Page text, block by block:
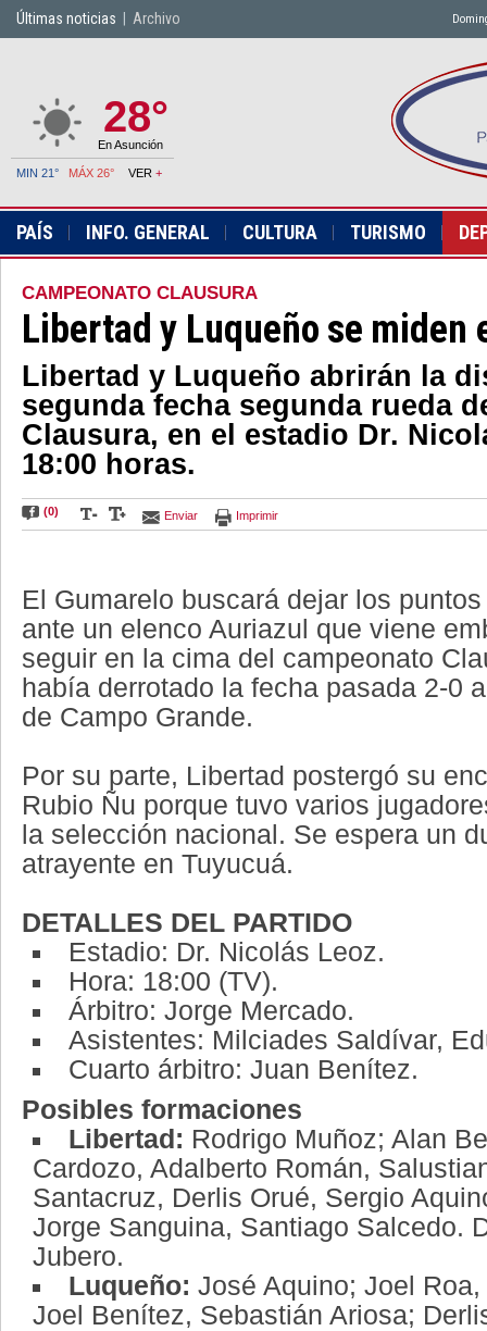
Últimas noticias Archivo
28°
En Asunción
MIN 21° MÁX 26° VER+
PAÍS INFO. GENERAL CULTURA TURISMO
CAMPEONATO CLAUSURA
Libertad y Luqueño se miden
Libertad y Luqueño abrirán la
segunda fecha segunda rueda
Clausura, en el estadio Dr.
18:00 horas.
(0) Enviar
Imprimir
El Gumarelo buscará dejar los
ante un elenco Auriazul que viene
seguir en la cima del campeonato
había derrotado la fecha pasada 2-0
de Campo Grande.
Por su parte, Libertad postergó su
Rubio Ñu porque tuvo varios
la selección nacional. Se espera un
atrayente en Tuyucuá.
DETALLES DEL PARTIDO
Estadio: Dr. Nicolás Leoz.
Hora: 18:00 (TV).
Árbitro: Jorge Mercado.
Asistentes: Milciades Saldívar,
Cuarto árbitro: Juan Benítez.
Posibles formaciones
Libertad: Rodrigo Muñoz; Alan
Cardozo, Adalberto Román,
Santacruz, Derlis Orué, Sergio
Jorge Sanguina, Santiago Salcedo.
Jubero.
Luqueño: José Aquino; Joel
Joel Benítez, Sebastián Ariosa;